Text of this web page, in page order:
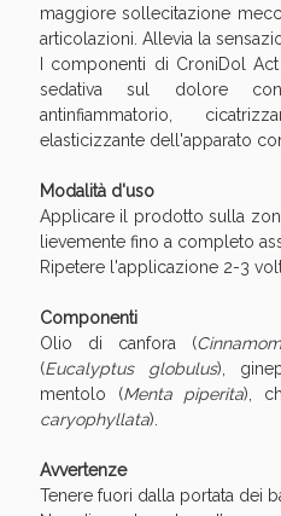
maggiore sollecitazione
articolazioni. Allevia la
I componenti di CroniDol
sedativa sul dolore con
antinfiammatorio,
elasticizzante dell'apparato
Modalità d'uso
Applicare il prodotto sulla
lievemente fino a completo
Ripetere l'applicazione 2-3
Componenti
Olio di canfora (
(Eucalyptus globulus),
mentolo (Menta piperita),
caryophyllata).
Avvertenze
Tenere fuori dalla portata dei
Sconto fino al